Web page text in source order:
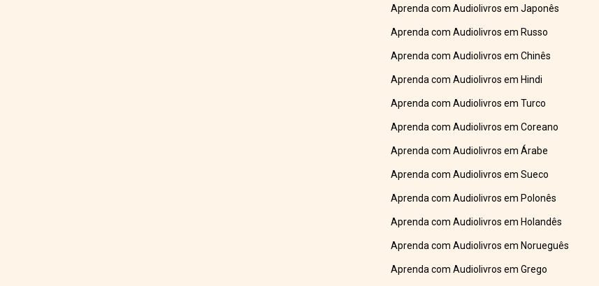
Aprenda com Audiolivros em Japonês
Aprenda com Audiolivros em Russo
Aprenda com Audiolivros em Chinês
Aprenda com Audiolivros em Hindi
Aprenda com Audiolivros em Turco
Aprenda com Audiolivros em Coreano
Aprenda com Audiolivros em Árabe
Aprenda com Audiolivros em Sueco
Aprenda com Audiolivros em Polonês
Aprenda com Audiolivros em Holandês
Aprenda com Audiolivros em Norueguês
Aprenda com Audiolivros em Grego